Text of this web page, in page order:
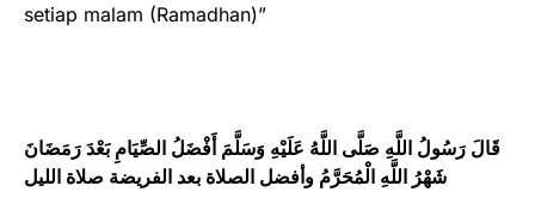
setiap malam (Ramadhan)”
قَالَ رَسُولُ اللَّهِ صَلَّى اللَّهُ عَلَيْهِ وَسَلَّمَ أَفْضَلُ الصِّيَامِ بَعْدَ رَمَضَانَ
شَهْرُ اللَّهِ الْمُحَرَّمُ وأفضل الصلاة بعد الفريضة صلاة الليل